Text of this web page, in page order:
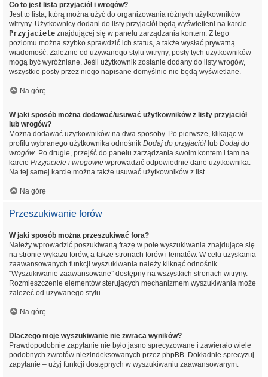
Co to jest lista przyjaciół i wrogów?
Jest to lista, którą można użyć do organizowania różnych użytkowników
witryny. Użytkownicy dodani do listy przyjaciół będą wyświetleni na karcie
Przyjaciele znajdującej się w panelu zarządzania kontem. Z tego
poziomu można szybko sprawdzić ich status, a także wysłać prywatną
wiadomość. Zależnie od używanego stylu witryny, posty tych użytkowników
mogą być wyróżniane. Jeśli użytkownik zostanie dodany do listy wrogów,
wszystkie posty przez niego napisane domyślnie nie będą wyświetlane.
Na górę
W jaki sposób można dodawać/usuwać użytkowników z listy przyjaciół
lub wrogów?
Można dodawać użytkowników na dwa sposoby. Po pierwsze, klikając w
profilu wybranego użytkownika odnośnik Dodaj do przyjaciół lub Dodaj do
wrogów. Po drugie, przejść do panelu zarządzania swoim kontem i tam na
karcie Przyjaciele i wrogowie wprowadzić odpowiednie dane użytkownika.
Na tej samej karcie można także usuwać użytkowników z list.
Na górę
Przeszukiwanie forów
W jaki sposób można przeszukiwać fora?
Należy wprowadzić poszukiwaną frazę w pole wyszukiwania znajdujące się
na stronie wykazu forów, a także stronach forów i tematów. W celu uzyskania
zaawansowanych funkcji wyszukiwania należy kliknąć odnośnik
“Wyszukiwanie zaawansowane” dostępny na wszystkich stronach witryny.
Rozmieszczenie elementów sterujących mechanizmem wyszukiwania może
zależeć od używanego stylu.
Na górę
Dlaczego moje wyszukiwanie nie zwraca wyników?
Prawdopodobnie zapytanie nie było jasno sprecyzowane i zawierało wiele
podobnych zwrotów niezindeksowanych przez phpBB. Dokładnie sprecyzuj
zapytanie – użyj funkcji dostępnych w wyszukiwaniu zaawansowanym.